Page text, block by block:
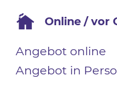
Online / vor
Angebot online
Angebot in